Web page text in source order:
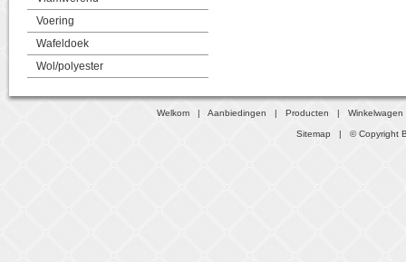
Voering
Wafeldoek
Wol/polyester
Welkom |Aanbiedingen |Producten |Winkelwagen
Sitemap | © Copyright